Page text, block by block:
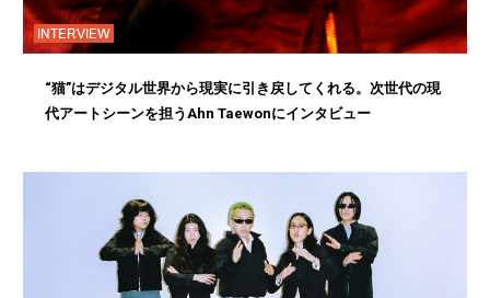
INTERVIEW
“猫”はデジタル世界から現実に引き戻してくれる。次世代の現
代アートシーンを担うAhn Taewonにインタビュー